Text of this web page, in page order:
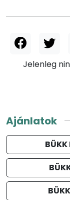
Jelenleg
Ajánlatok
BÜKK